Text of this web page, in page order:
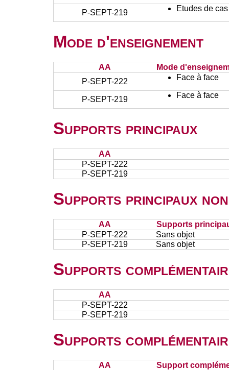
P-SEPT-219 Etudes de cas
Mode d'enseignement
AA
Mode
P-SEPT-222
Face à face
P-SEPT-219 Face à face
Supports principaux
AA
P-SEPT-222
P-SEPT-219
Supports principaux
AA
Supports
P-SEPT-222
Sans objet
P-SEPT-219
Sans objet
Supports
AA
P-SEPT-222
P-SEPT-219
Supports
AA
Support